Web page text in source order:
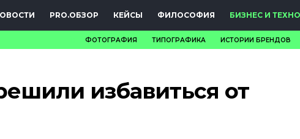
PRO.ОБЗОР КЕЙСЫ ФИЛОСОФИЯ БИЗНЕС И
ФОТОГРАФИЯ ТИПОГРАФИКА ИСТОРИИ БРЕНДОВ
избавиться от
PRO.ОБЗОР